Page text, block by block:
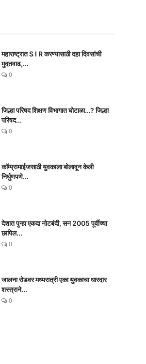
महाराष्ट्रात S I R करण्यासाठी दहा दिवसांची
मुदतवाढ,...
0
जिल्हा परिषद शिक्षण विभागात घोटाळा...? जिल्हा
परिषद...
0
काॅम्प्रामाईजसाठी युवकाला बोलावून केली
निर्घुणपणे...
0
देशात पुन्हा एकदा नोटबंदी, सन 2005 पूर्वीच्या
छापिल...
0
जालना रोडवर मध्यरात्री एका युवकाचा धारदार
शस्त्राने...
0